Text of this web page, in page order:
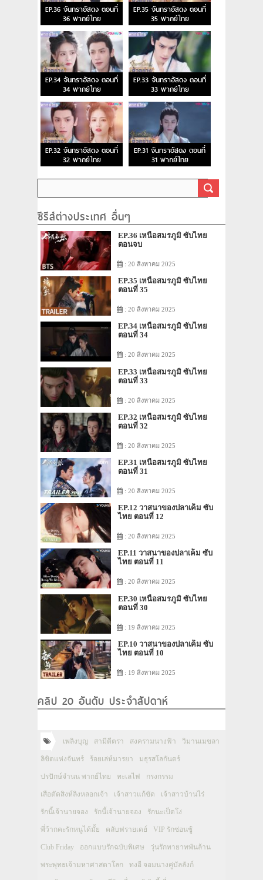
EP.36 จันทราอัสดง ตอนที่
36 พากย์ไทย
EP.35 จันทราอัสดง ตอนที่
35 พากย์ไทย
EP.34 จันทราอัสดง ตอนที่
34 พากย์ไทย
EP.33 จันทราอัสดง ตอนที่
33 พากย์ไทย
EP.32 จันทราอัสดง ตอนที่
32 พากย์ไทย
EP.31 จันทราอัสดง ตอนที่
31 พากย์ไทย
ซีรีส์ต่างประเทศ อื่นๆ
EP.36 เหนือสมรภูมิ ซับไทย
ตอนจบ
: 20 สิงหาคม 2025
EP.35 เหนือสมรภูมิ ซับไทย
ตอนที่ 35
: 20 สิงหาคม 2025
EP.34 เหนือสมรภูมิ ซับไทย
ตอนที่ 34
: 20 สิงหาคม 2025
EP.33 เหนือสมรภูมิ ซับไทย
ตอนที่ 33
: 20 สิงหาคม 2025
EP.32 เหนือสมรภูมิ ซับไทย
ตอนที่ 32
: 20 สิงหาคม 2025
EP.31 เหนือสมรภูมิ ซับไทย
ตอนที่ 31
: 20 สิงหาคม 2025
EP.12 วาสนาของปลาเค็ม ซับ
ไทย ตอนที่ 12
: 20 สิงหาคม 2025
EP.11 วาสนาของปลาเค็ม ซับ
ไทย ตอนที่ 11
: 20 สิงหาคม 2025
EP.30 เหนือสมรภูมิ ซับไทย
ตอนที่ 30
: 19 สิงหาคม 2025
EP.10 วาสนาของปลาเค็ม ซับ
ไทย ตอนที่ 10
: 19 สิงหาคม 2025
คลิป 20 อันดับ ประจำสัปดาห์
เพลิงบุญ สามีตีตรา สงครามนางฟ้า วิมานเมขลา
ลิขิตแห่งจันทร์ ร้อยเล่ห์มารยา มธุรสโลกันตร์
ปรปักษ์จำนน พากย์ไทย ทะเลไฟ กรงกรรม
เสือตัดสิงห์ลิงหลอกเจ้า เจ้าสาวแก้ขัด เจ้าสาวบ้านไร่
รักนี้เจ้านายจอง รักนี้เจ้านายจอง รักนะเป็ดโง่
พี่ว้ากคะรักหนูได้มั้ย คลับฟรายเดย์ VIP รักซ่อนชู้
Club Friday ออกแบบรักฉบับพิเศษ วุ่นรักทายาทพันล้าน
พระพุทธเจ้ามหาศาสดาโลก ทงอี จอมนางคู่บัลลังก์